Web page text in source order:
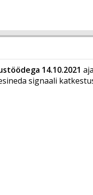
14.10.2021
signaali